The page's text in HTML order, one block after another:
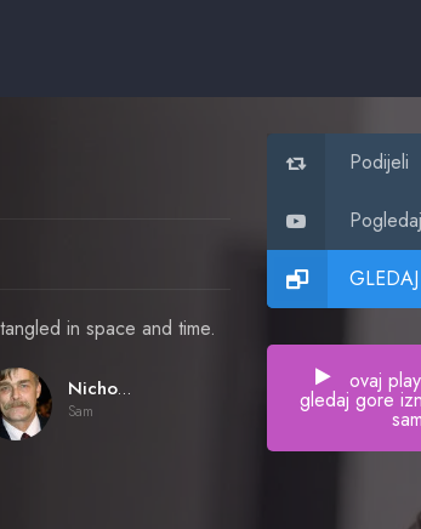
in space and time.
Nicholas Campbell
Sam
Podijeli
ovaj
gledaj gore